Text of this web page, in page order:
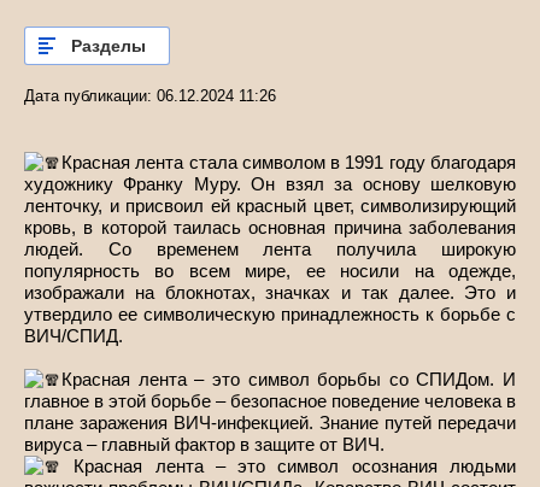
Разделы
Дата публикации: 06.12.2024 11:26
Красная лента стала символом в 1991 году благодаря
художнику Франку Муру. Он взял за основу шелковую
ленточку, и присвоил ей красный цвет, символизирующий
кровь, в которой таилась основная причина заболевания
людей. Со временем лента получила широкую
популярность во всем мире, ее носили на одежде,
изображали на блокнотах, значках и так далее. Это и
утвердило ее символическую принадлежность к борьбе с
ВИЧ/СПИД.
Красная лента – это символ борьбы со СПИДом. И
главное в этой борьбе – безопасное поведение человека в
плане заражения ВИЧ-инфекцией. Знание путей передачи
вируса – главный фактор в защите от ВИЧ.
Красная лента – это символ осознания людьми